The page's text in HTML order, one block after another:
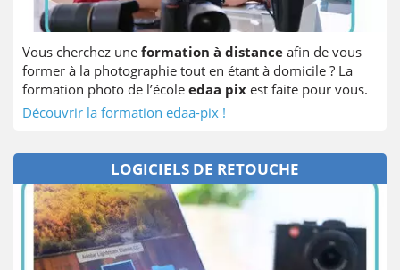
Vous cherchez une formation à distance afin de vous
former à la photographie tout en étant à domicile ? La
formation photo de l’école edaa pix est faite pour vous.
Découvrir la formation edaa-pix !
LOGICIELS DE RETOUCHE